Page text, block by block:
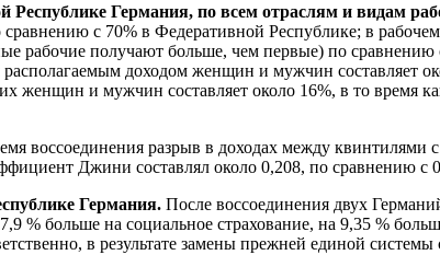
Германия, по всем отраслям и видам
с 70% в Федеративной Республике; в
рабочие получают больше, чем первые) по
доходом женщин и мужчин составляет
и мужчин составляет около 16%, в то время
воссоединения разрыв в доходах между
Джини составлял около 0,208, по сравнению с
Германия. После воссоединения двух
больше на социальное страхование, на 9,35 %
в результате замены прежней единой